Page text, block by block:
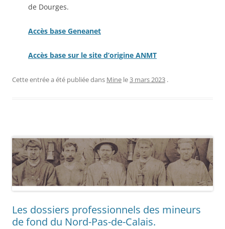
de Dourges.
Accès base Geneanet
Accès base sur le site d’origine ANMT
Cette entrée a été publiée dans Mine le3 mars 2023 .
Les dossiers professionnels des mineurs
de fond du Nord-Pas-de-Calais.